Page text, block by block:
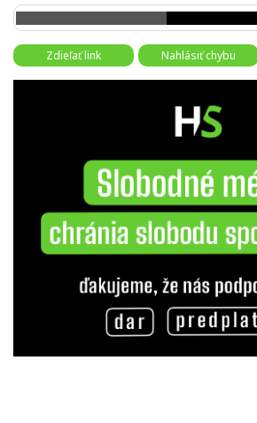
Zdieľať link Nahlásiť chybu